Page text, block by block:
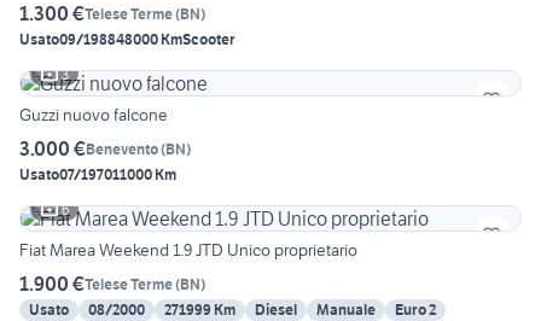
1.300 €Telese Terme(BN)
Usato09/198848000 KmScooter
3
Guzzi nuovo falcone
3.000 €Benevento(BN)
Usato07/197011000 Km
6
Fiat Marea Weekend 1.9 JTD Unico proprietario
1.900 €Telese Terme(BN)
Usato
08/2000 271999 Km Diesel Manuale Euro 2